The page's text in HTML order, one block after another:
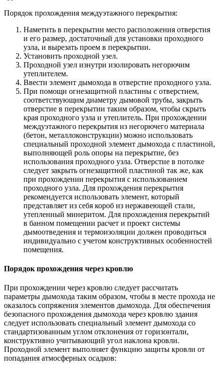
Порядок прохождения междуэтажного перекрытия:
Наметить в перекрытии место расположения отверстия
и его размер, достаточный для установки проходного
узла, и вырезать проем в перекрытии.
Установить проходной узел.
Проходной узел изнутри изолировать негорючим
утеплителем.
Ввести элемент дымохода в отверстие проходного узла.
При помощи огнезащитной пластины с отверстием,
соответствующим диаметру дымовой трубы, закрыть
отверстие в перекрытии таким образом, чтобы скрыть
края проходного узла и утеплитель. При прохождении
междуэтажного перекрытия из негорючего материала
(бетон, металлоконструкции) можно использовать
специальный проходной элемент дымохода с пластиной,
выполняющей роль опоры на перекрытие, без
использования проходного узла. Отверстие в потолке
следует закрыть огнезащитной пластиной так же, как
при прохождении перекрытия с использованием
проходного узла. Для прохождения перекрытия
рекомендуется использовать элемент, который
представляет из себя короб из нержавеющей стали,
утепленный минеритом. Для прохождения перекрытий
в банном помещении расчет и проект системы
дымоотведения и термоизоляции должен проводиться
индивидуально с учетом конструктивных особенностей
помещения.
Порядок прохождения через кровлю
При прохождении через кровлю следует рассчитать
параметры дымохода таким образом, чтобы в месте прохода не
оказалось сопряжения элементов дымохода. Для обеспечения
безопасного прохождения дымохода через кровлю здания
следует использовать специальный элемент дымохода со
стандартизованным углом отклонения от горизонтали,
конструктивно учитывающий угол наклона кровли.
Проходной элемент выполняет функцию защиты кровли от
попадания атмосферных осадков: